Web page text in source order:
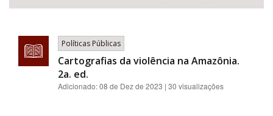
Políticas Públicas
Cartografias da violência na Amazônia.
2a. ed.
Adicionado:08 de Dez de 2023 | 30 visualizações